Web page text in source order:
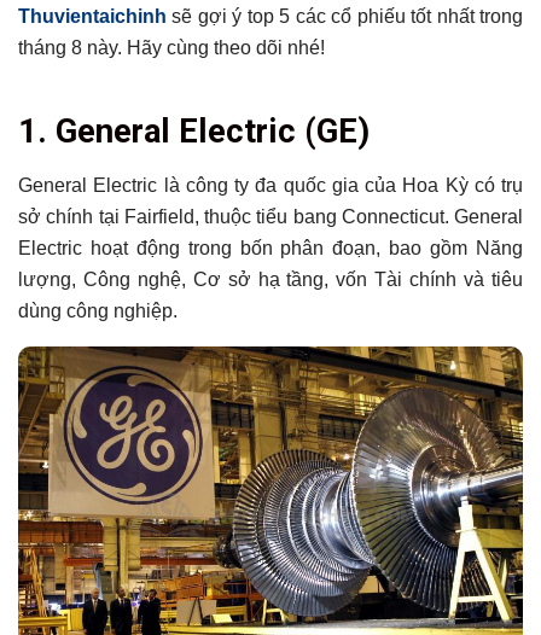
Thuvientaichinh sẽ gợi ý top 5 các cổ phiếu tốt nhất trong
tháng 8 này. Hãy cùng theo dõi nhé!
2. Intel Corporation (INTC)
3. Starbucks (SBUX)
4. Microsoft Corporation (MSFT)
5. Lockheed Martin Corporation (LMT)
Có thể bạn chưa biết
1. General Electric (GE)
General Electric là công ty đa quốc gia của Hoa Kỳ có trụ
sở chính tại Fairfield, thuộc tiểu bang Connecticut. General
Electric hoạt động trong bốn phân đoạn, bao gồm Năng
lượng, Công nghệ, Cơ sở hạ tầng, vốn Tài chính và tiêu
dùng công nghiệp.